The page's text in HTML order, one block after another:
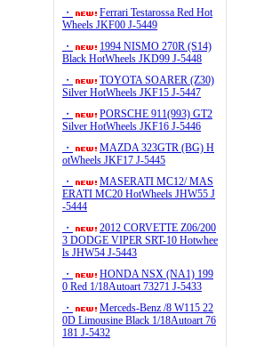
・
Ferrari Testarossa Red Hot
Wheels JKF00 J-5449
・
1994 NISMO 270R (S14)
Black HotWheels JKD99 J-5448
・
TOYOTA SOARER (Z30)
Silver HotWheels JKF15 J-5447
・
PORSCHE 911(993) GT2
Silver HotWheels JKF16 J-5446
・
MAZDA 323GTR (BG) H
otWheels JKF17 J-5445
・
MASERATI MC12/ MAS
ERATI MC20 HotWheels JHW55 J
-5444
・
2012 CORVETTE Z06/200
3 DODGE VIPER SRT-10 Hotwhee
ls JHW54 J-5443
・
HONDA NSX (NA1) 199
0 Red 1/18Autoart 73271 J-5433
・
Merceds-Benz /8 W115 22
0D Limousine Black 1/18Autoart 76
181 J-5432